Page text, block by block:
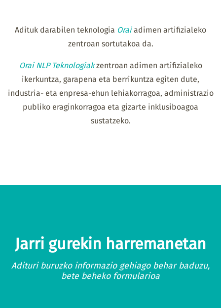
Adituk darabilen teknologia Oraiadimen artifizialeko
zentroan sortutakoa da.
Orai NLP Teknologiakzentroan adimen artifizialeko
ikerkuntza, garapena eta berrikuntza egiten dute,
industria- eta enpresa-ehun lehiakorragoa, administrazio
publiko eraginkorragoa eta gizarte inklusiboagoa
sustatzeko.
Jarri gurekin harremanetan
Adituri buruzko informazio gehiago behar baduzu,
bete beheko formularioa